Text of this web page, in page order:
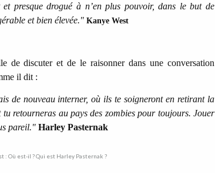
et presque drogué à n’en plus pouvoir, dans le but de
et bien élevée." Kanye West
de discuter et de le raisonner dans une conversation
il dit :
de nouveau interner, où ils te soigneront en retirant la
retourneras au pays des zombies pour toujours. Jouer
pareil." Harley Pasternak